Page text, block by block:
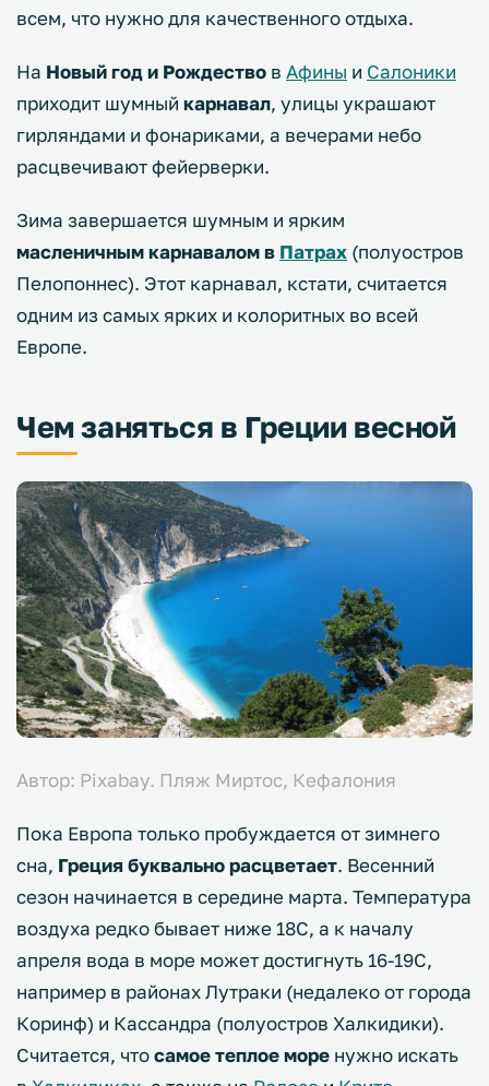
всем, что нужно для качественного отдыха.
На Новый год и Рождество в Афины и Салоники
приходит шумный карнавал, улицы украшают
гирляндами и фонариками, а вечерами небо
расцвечивают фейерверки.
Зима завершается шумным и ярким
масленичным карнавалом в Патрах (полуостров
Пелопоннес). Этот карнавал, кстати, считается
одним из самых ярких и колоритных во всей
Европе.
Чем заняться в Греции весной
Автор: Pixabay. Пляж Миртос, Кефалония
Пока Европа только пробуждается от зимнего
сна, Греция буквально расцветает. Весенний
сезон начинается в середине марта. Температура
воздуха редко бывает ниже 18С, а к началу
апреля вода в море может достигнуть 16-19С,
например в районах Лутраки (недалеко от города
Коринф) и Кассандра (полуостров Халкидики).
Считается, чтосамое теплое море нужно искать